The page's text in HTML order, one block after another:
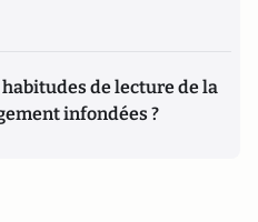
de lecture de la
infondées ?